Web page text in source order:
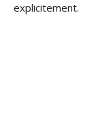
explicitement.